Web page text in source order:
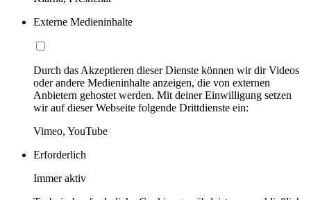
Externe Medieninhalte
Durch das Akzeptieren dieser Dienste können wir dir Videos
oder andere Medieninhalte anzeigen, die von externen
Anbietern gehostet werden. Mit deiner Einwilligung setzen
wir auf dieser Webseite folgende Drittdienste ein:
Vimeo, YouTube
Erforderlich
Immer aktiv